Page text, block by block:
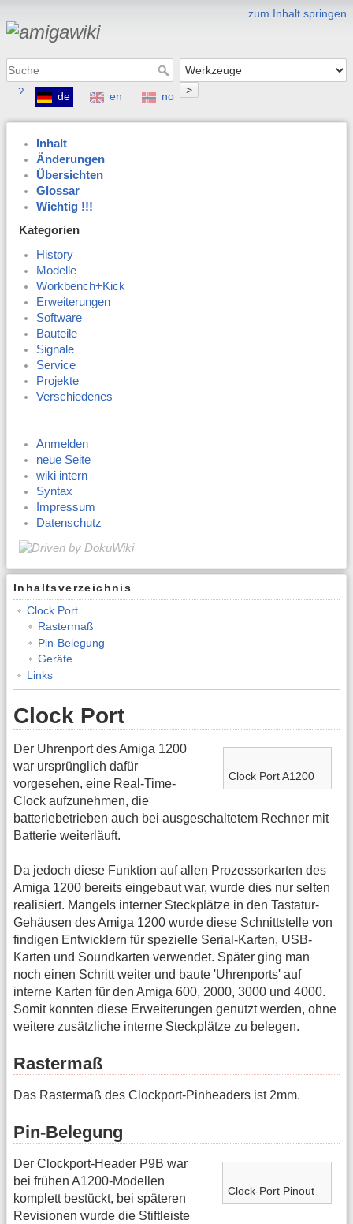
zum Inhalt springen
>
? de en no
Inhalt
Änderungen
Übersichten
Glossar
Wichtig !!!
Kategorien
History
Modelle
Workbench+Kick
Erweiterungen
Software
Bauteile
Signale
Service
Projekte
Verschiedenes
Anmelden
neue Seite
wiki intern
Syntax
Impressum
Datenschutz
Inhaltsverzeichnis
Clock Port
Rastermaß
Pin-Belegung
Geräte
Links
Clock Port
Clock Port A1200
Der Uhrenport des Amiga 1200
war ursprünglich dafür
vorgesehen, eine Real-Time-
Clock aufzunehmen, die
batteriebetrieben auch bei ausgeschaltetem Rechner mit
Batterie weiterläuft.
Da jedoch diese Funktion auf allen Prozessorkarten des
Amiga 1200 bereits eingebaut war, wurde dies nur selten
realisiert. Mangels interner Steckplätze in den Tastatur-
Gehäusen des Amiga 1200 wurde diese Schnittstelle von
findigen Entwicklern für spezielle Serial-Karten, USB-
Karten und Soundkarten verwendet. Später ging man
noch einen Schritt weiter und baute 'Uhrenports' auf
interne Karten für den Amiga 600, 2000, 3000 und 4000.
Somit konnten diese Erweiterungen genutzt werden, ohne
weitere zusätzliche interne Steckplätze zu belegen.
Rastermaß
Das Rastermaß des Clockport-Pinheaders ist 2mm.
Pin-Belegung
Clock-Port Pinout
Der Clockport-Header P9B war
bei frühen A1200-Modellen
komplett bestückt, bei späteren
Revisionen wurde die Stiftleiste